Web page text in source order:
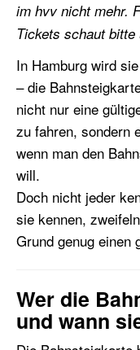
im hvv nicht mehr.
Tickets schaut bitte
In Hamburg wird
– die
nicht nur eine
zu fahren, sondern
wenn man den
will.
Doch nicht jeder
sie kennen,
Grund genug einen
Wer die
und wann